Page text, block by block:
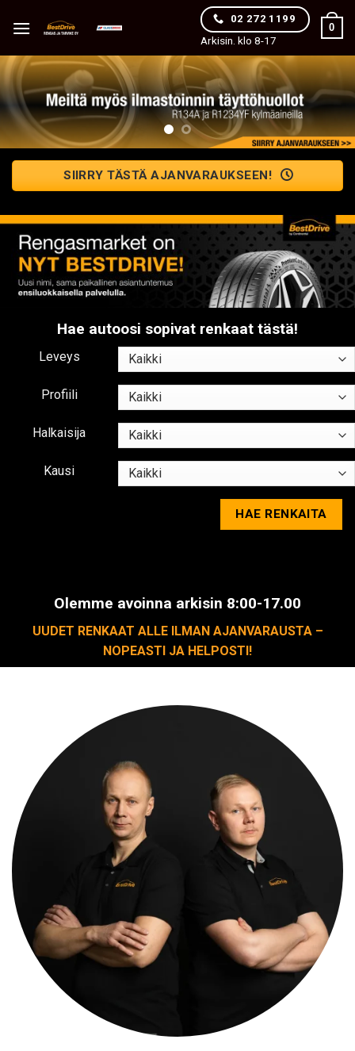
02 272 1199
Arkisin. klo 8-17
0
SIIRRY TÄSTÄ AJANVARAUKSEEN!
Hae autoosi sopivat renkaat tästä!
Leveys
Profiili
Halkaisija
Kausi
Olemme avoinna arkisin 8:00-17.00
UUDET RENKAAT ALLE ILMAN AJANVARAUSTA –
NOPEASTI JA HELPOSTI!